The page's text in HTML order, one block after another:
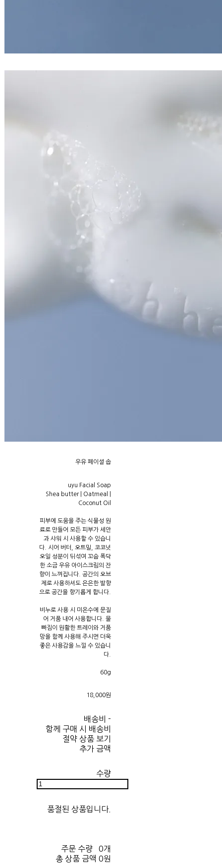
우유 페이셜 솝
uyu Facial Soap
Shea butter | Oatmeal |
Coconut Oil
피부에 도움을 주는 식물성 원
료로 만들어 모든 피부가 세안
과 샤워 시 사용할 수 있습니
다. 시어 버터, 오트밀, 코코넛
오일 성분이 뒤섞여 꼬숩 폭닥
한 소금 우유 아이스크림의 잔
향이 느껴집니다. 공간의 오브
제로 사용하셔도 은은한 발향
으로 공간을 향기롭게 합니다.
비누로 사용 시 미온수에 문질
어 거품 내어 사용합니다. 물
빠짐이 원활한 트레이와 거품
망을 함께 사용해 주시면 더욱
좋은 사용감을 느낄 수 있습니
다.
60g
18,000원
배송비 -
함께 구매 시 배송비
절약 상품 보기
추가 금액
수량
품절된 상품입니다.
주문 수량
0개
총 상품 금액 0원